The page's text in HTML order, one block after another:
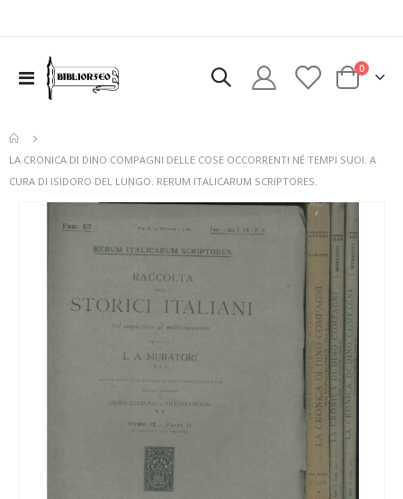
Toggle
Nav
Cart
0elementi
LA CRONICA DI DINO COMPAGNI DELLE COSE OCCORRENTI NÉ TEMPI SUOI. A
CURA DI ISIDORO DEL LUNGO. RERUM ITALICARUM SCRIPTORES.